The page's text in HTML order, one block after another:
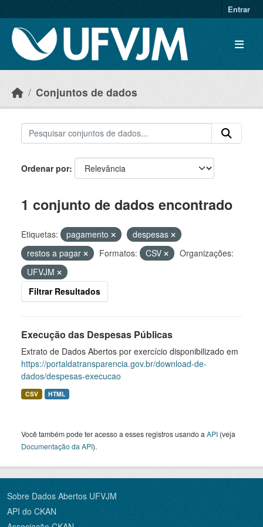
Entrar
Conjuntos de dados
Ordenar por
1 conjunto de dados encontrado
Etiquetas: pagamento
despesas
restos a pagar
Formatos: CSV
Organizações:
UFVJM
Filtrar Resultados
Execução das Despesas Públicas
Extrato de Dados Abertos por exercício disponibilizado em
https://portaldatransparencia.gov.br/download-de-
dados/despesas-execucao
CSV HTML
Você também pode ter acesso a esses registros usando a API (veja
Documentação da API).
Sobre Dados Abertos UFVJM
API do CKAN